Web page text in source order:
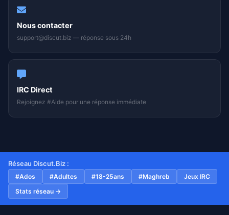
Nous contacter
support@discut.biz — réponse sous 24h
IRC Direct
Rejoignez #Aide pour une réponse immédiate
Réseau Discut.Biz :
#Ados #Adultes #18-25ans #Maghreb
Jeux IRC
Stats réseau →